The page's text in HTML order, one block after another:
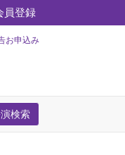
員登録
お申込み
検索